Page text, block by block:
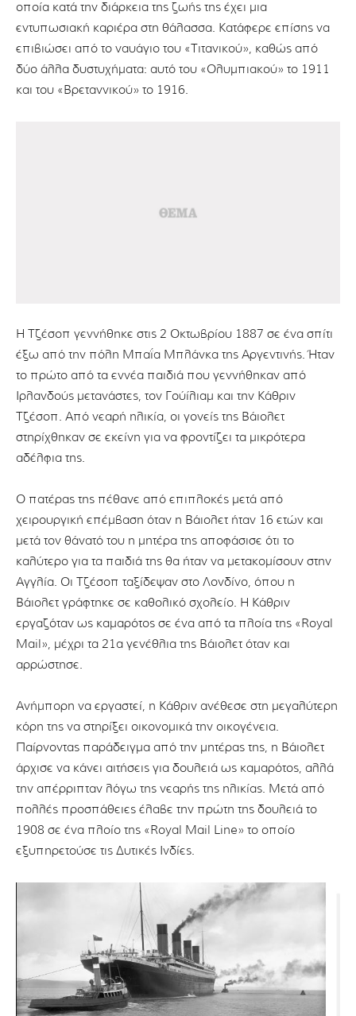
οποία κατά την διάρκεια της ζωής της έχει μια
εντυπωσιακή καριέρα στη θάλασσα. Κατάφερε επίσης να
επιβιώσει από το ναυάγιο του «Τιτανικού», καθώς από
δύο άλλα δυστυχήματα: αυτό του «Ολυμπιακού» το 1911
και του «Βρεταννικού» το 1916.
Η Τζέσοπ γεννήθηκε στις 2 Οκτωβρίου 1887 σε ένα σπίτι
έξω από την πόλη Μπαΐα Μπλάνκα της Αργεντινής. Ήταν
το πρώτο από τα εννέα παιδιά που γεννήθηκαν από
Ιρλανδούς μετανάστες, τον Γούίλιαμ και την Κάθριν
Τζέσοπ. Από νεαρή ηλικία, οι γονείς της Βάιολετ
στηρίχθηκαν σε εκείνη για να φροντίζει τα μικρότερα
αδέλφια της.
Ο πατέρας της πέθανε από επιπλοκές μετά από
χειρουργική επέμβαση όταν η Βάιολετ ήταν 16 ετών και
μετά τον θάνατό του η μητέρα της αποφάσισε ότι το
καλύτερο για τα παιδιά της θα ήταν να μετακομίσουν στην
Αγγλία. Οι Τζέσοπ ταξίδεψαν στο Λονδίνο, όπου η
Βάιολετ γράφτηκε σε καθολικό σχολείο. Η Κάθριν
εργαζόταν ως καμαρότος σε ένα από τα πλοία της «Royal
Mail», μέχρι τα 21α γενέθλια της Βάιολετ όταν και
αρρώστησε.
Ανήμπορη να εργαστεί, η Κάθριν ανέθεσε στη μεγαλύτερη
κόρη της να στηρίξει οικονομικά την οικογένεια.
Παίρνοντας παράδειγμα από την μητέρας της, η Βάιολετ
άρχισε να κάνει αιτήσεις για δουλειά ως καμαρότος, αλλά
την απέρριπταν λόγω της νεαρής της ηλικίας. Μετά από
πολλές προσπάθειες έλαβε την πρώτη της δουλειά το
1908 σε ένα πλοίο της «Royal Mail Line» το οποίο
εξυπηρετούσε τις Δυτικές Ινδίες.